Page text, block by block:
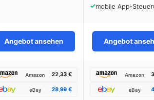
✓mobile App-
Angebot ansehen Angebot
Amazon 22,33 €
eBay 28,99 €
Amazon
eBay